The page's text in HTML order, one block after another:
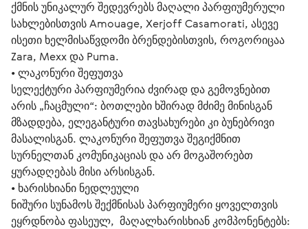
ქმნის უნიკალურ შედევრებს მაღალი პარფიუმერული
სახლებისთვის Amouage, Xerjoff Casamorati, ასევე
ისეთი ხელმისაწვდომი ბრენდებისთვის, როგორიცაა
Zara, Mexx და Puma.
• ლაკონური შეფუთვა
სელექტური პარფიუმერია ძვირად და გემოვნებით
არის „ჩაცმული“: ბოთლები ხშირად მძიმე მინისგან
მზადდება, ელეგანტური თავსახურები კი ბუნებრივი
მასალისგან. ლაკონური შეფუთვა შეგიქმნით
სურნელთან კომუნიკაციას და არ მოგაშორებთ
ყურადღებას მისი არსისგან.
• ხარისხიანი ნედლეული
ნიშური სუნამოს შექმნისას პარფიუმერი ყოველთვის
ეყრდნობა ფასეულ,  მაღალხარისხიან კომპონენტებს: